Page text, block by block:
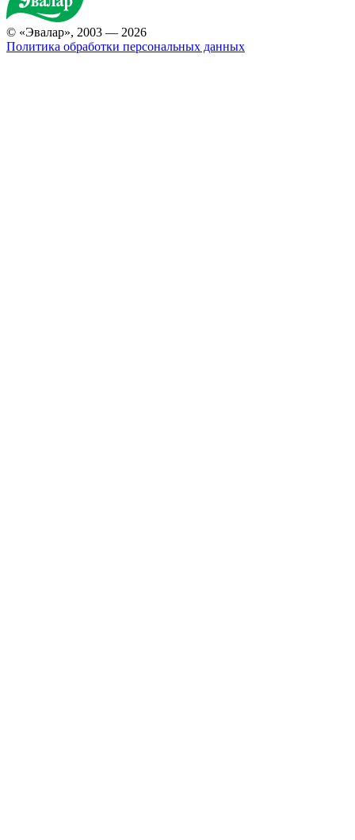
© «Эвалар», 2003 — 2026
Политика обработки персональных данных